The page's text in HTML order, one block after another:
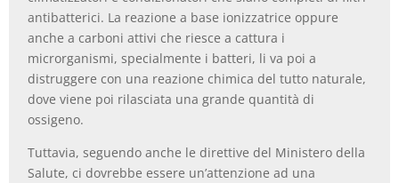
antibatterici. La reazione a base ionizzatrice oppure
anche a carboni attivi che riesce a cattura i
microrganismi, specialmente i batteri, li va poi a
distruggere con una reazione chimica del tutto naturale,
dove viene poi rilasciata una grande quantità di
ossigeno.
Tuttavia, seguendo anche le direttive del Ministero della
Salute, ci dovrebbe essere un’attenzione ad una